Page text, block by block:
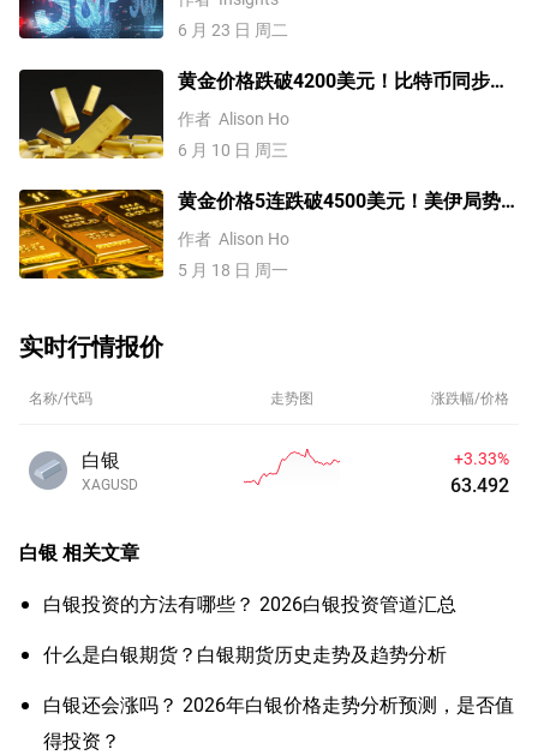
6 月 23 日 周二
黄金价格跌破4200美元！比特币同步下
挫！流动性危机卷土重来？
作者 Alison Ho
6 月 10 日 周三
黄金价格5连跌破4500美元！美伊局势
升温推高油价，美联储2026年加息？
作者 Alison Ho
5 月 18 日 周一
实时行情报价
名称/代码 走势图 涨跌幅/价格
白银
XAGUSD
+3.33%
63.492
白银 相关文章
白银投资的方法有哪些？ 2026白银投资管道汇总
什么是白银期货？白银期货历史走势及趋势分析
白银还会涨吗？ 2026年白银价格走势分析预测，是否值
得投资？